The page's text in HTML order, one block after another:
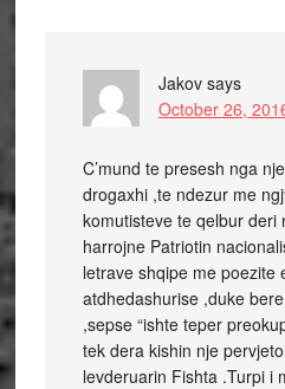
Jakov says
October 26,
C’mund te presesh nga
drogaxhi ,te ndezur me
komutisteve te qelbur deri
harrojne Patriotin
letrave shqipe me poezite
atdhedashurise ,duke
,sepse “ishte teper
tek dera kishin nje
levderuarin Fishta .Turpi i